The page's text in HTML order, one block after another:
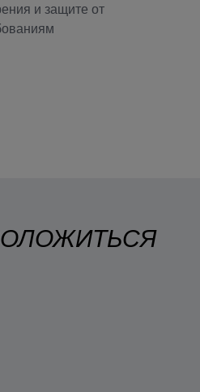
и защите от